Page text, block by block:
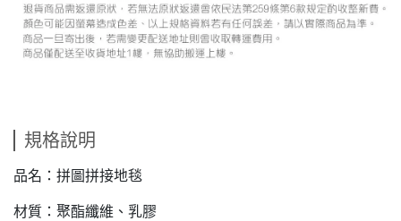
規格說明
品名：拼圖拼接地毯
材質：聚酯纖維、乳膠